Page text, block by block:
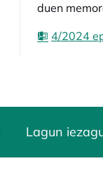
duen
4/2024
Lagun